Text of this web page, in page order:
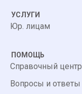
УСЛУГИ
Юр. лицам
ПОМОЩЬ
Справочный центр
Вопросы и ответы